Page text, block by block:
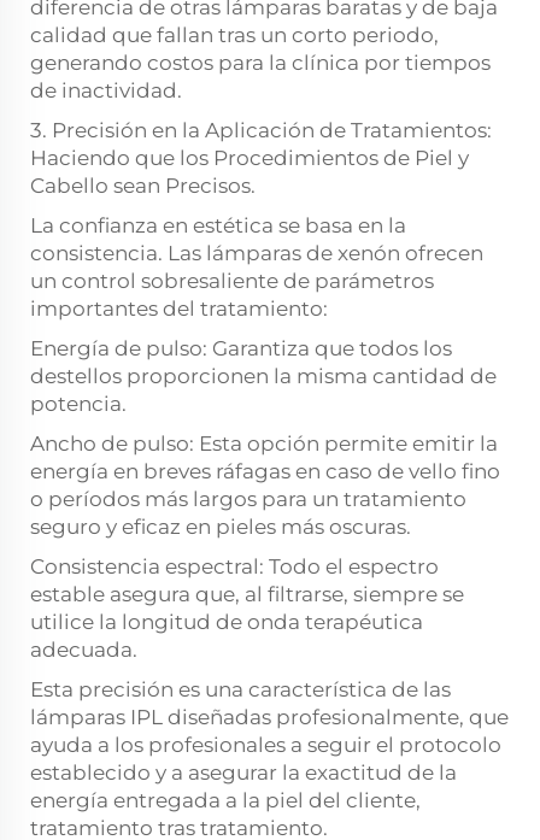
diferencia de otras lámparas baratas y de baja
calidad que fallan tras un corto periodo,
generando costos para la clínica por tiempos
de inactividad.
3. Precisión en la Aplicación de Tratamientos:
Haciendo que los Procedimientos de Piel y
Cabello sean Precisos.
La confianza en estética se basa en la
consistencia. Las lámparas de xenón ofrecen
un control sobresaliente de parámetros
importantes del tratamiento:
Energía de pulso: Garantiza que todos los
destellos proporcionen la misma cantidad de
potencia.
Ancho de pulso: Esta opción permite emitir la
energía en breves ráfagas en caso de vello fino
o períodos más largos para un tratamiento
seguro y eficaz en pieles más oscuras.
Consistencia espectral: Todo el espectro
estable asegura que, al filtrarse, siempre se
utilice la longitud de onda terapéutica
adecuada.
Esta precisión es una característica de las
lámparas IPL diseñadas profesionalmente, que
ayuda a los profesionales a seguir el protocolo
establecido y a asegurar la exactitud de la
energía entregada a la piel del cliente,
tratamiento tras tratamiento.